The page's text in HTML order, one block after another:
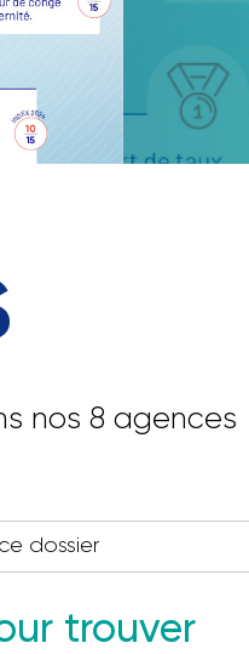
en
qui
nos 8 agences
dossier
trouver